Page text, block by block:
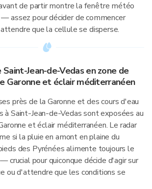
de partir montre la fenêtre météo
assez pour décider de commencer
que la cellule se disperse.
Jean-de-Vedas en zone de
Garonne et éclair méditerranéen
près de la Garonne et des cours d'eau
à Saint-Jean-de-Vedas sont exposées au
et éclair méditerranéen. Le radar
si la pluie en amont en plaine du
des Pyrénées alimente toujours le
crucial pour quiconque décide d'agir sur
ou d'attendre que les conditions se